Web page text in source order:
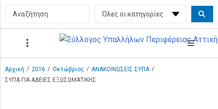
Αρχική / 2016 / Οκτώβριος / ΑΝΑΚΟΙΝΩΣΕΙΣ ΣΥΠΑ /
ΣΥΠΑ ΓΙΑ ΑΔΕΙΕΣ ΕΞΩΣΩΜΑΤΙΚΗΣ